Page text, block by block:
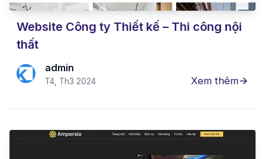
Website Công ty Thiết kế – Thi công nội
thất
admin
T4, Th3 2024 Xem thêm